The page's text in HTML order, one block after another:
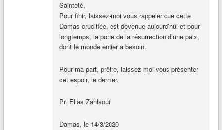
Sainteté,
Pour finir, laissez-moi vous rappeler que cette
Damas crucifiée, est devenue aujourd’hui et pour
longtemps, la porte de la résurrection d’une paix,
dont le monde entier a besoin.
Pour ma part, prêtre, laissez-moi vous présenter
cet espoir, le dernier.
Pr. Elias Zahlaoui
Damas, le 14/3/2020